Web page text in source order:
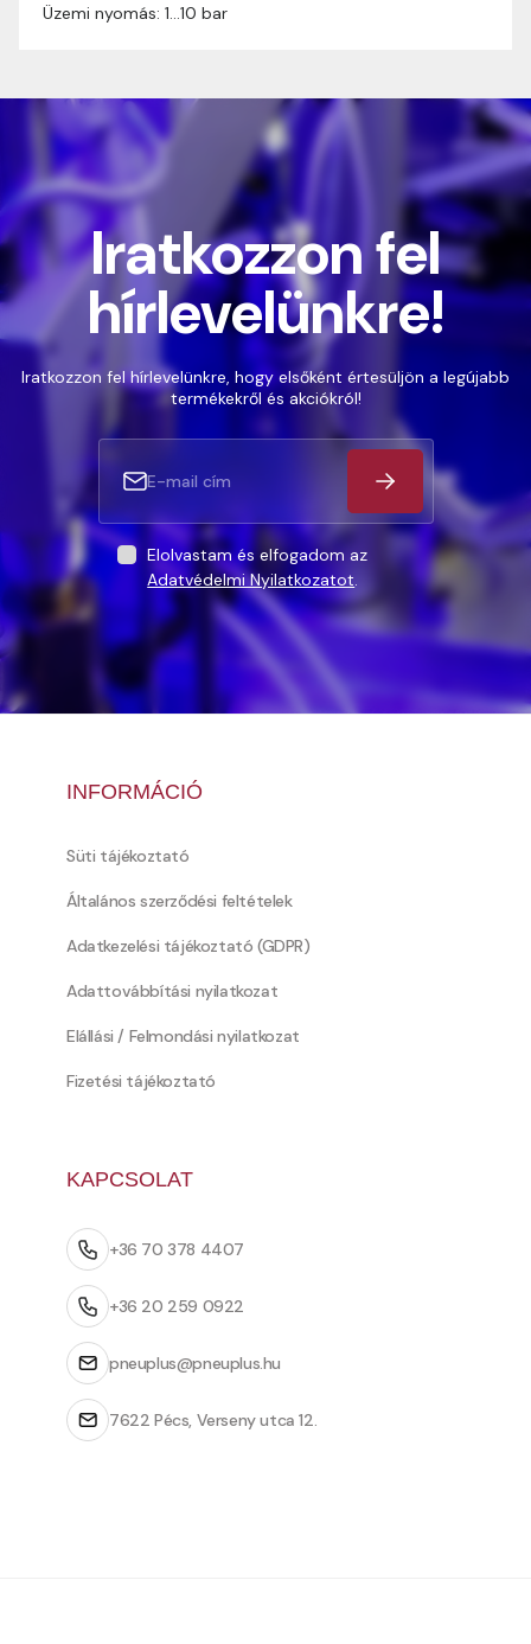
Üzemi nyomás: 1…10 bar
Iratkozzon fel
hírlevelünkre!
Iratkozzon fel hírlevelünkre, hogy elsőként értesüljön a legújabb
termékekről és akciókról!
Elolvastam és elfogadom az
Adatvédelmi Nyilatkozatot.
INFORMÁCIÓ
Süti tájékoztató
Általános szerződési feltételek
Adatkezelési tájékoztató (GDPR)
Adattovábbítási nyilatkozat
Elállási / Felmondási nyilatkozat
Fizetési tájékoztató
KAPCSOLAT
+36 70 378 4407
+36 20 259 0922
pneuplus@pneuplus.hu
7622 Pécs, Verseny utca 12.